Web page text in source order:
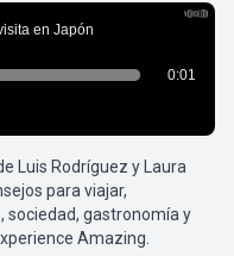
Luis Rodríguez y Laura
para viajar,
sociedad, gastronomía y
Amazing.